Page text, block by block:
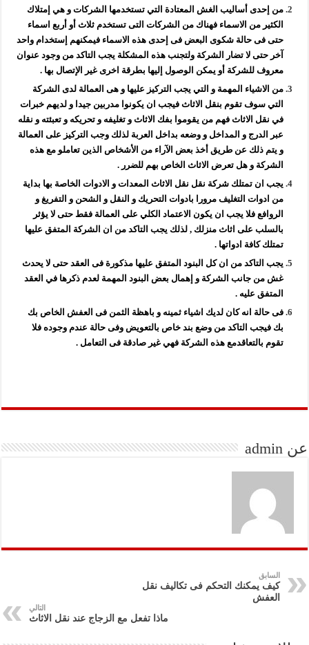
من إحدى أساليب الغش المعتادة التي تستخدمها الشركات و هي إمتلاك
الكثير من الاسماء فهناك من الشركات التى تستخدم ثلاث أو أربع اسماء
حتى فى حالة شكوى البعض فى إحدى هذه الاسماء فيمكنهم إستخدام واحد
آخر حتى لا تضار الشركة ولتجنب هذه المشكلة يجب التاكد من وجود عنوان
معروف للشركة أو يمكن الوصول إليها بطرقة اخرى غير الإتصال بها .
من الاشياء المهمة و التي يجب التركيز عليها و هى العمالة لدى الشركة
التي سوف تقوم بنقل الاثاث فيجب ان يكونوا مدربين جيدا و لديهم خبرات
في نقل الاثاث فهم من يقوموا بفك الاثاث و تغليفه و تحريكه و تعبئته و نقله
عبر الدرج و المداخل و وضعه بداخل العربة لذلك وجب التركيز على العمالة
و يتم ذلك عن طريق أخذ بعض الآراء من الأشخاص الذين تعاملو مع هذه
الشركة و هل تعرض الاثاث الخاص بهم للضرر .
يجب ان تمتلك شركة نقل نقل الاثاث المعدات و الادوات الخاصة بها بداية
من ادوات التغليف مرورا بادوات التحريك و النقل و الشحن و التفريغ و
الروافع فلا يجب ان يكون الاعتماد الكلي على العمالة فقط حتى لا يؤثر
بالسلب على اثاث منزلك , لذلك يجب التاكد من ان الشركة المتفق عليها
تمتلك كافة ادواتها .
يجب التاكد من ان كل البنود المتفق عليها مذكورة فى العقد حتى لا يحدث
غش من جانب الشركة و إهمال بعض البنود المهمة لعدم ذكرها في العقد
المتفق عليه .
فى حالة انه كان لديك اشياء ثمينه و باهظة الثمن فى العفش الخاص بك
بك فيجب التاكد من وضع بند خاص بالتعويض وفى حالة عندم وجوده فلا
تقوم بالتعاقدمع هذه الشركة فهي غير صادقة فى التعامل .
عن admin
السابق
كيف يمكنك التحكم فى تكاليف نقل
العفش
التالي
ماذا تفعل مع الزجاج عند نقل الاثاث